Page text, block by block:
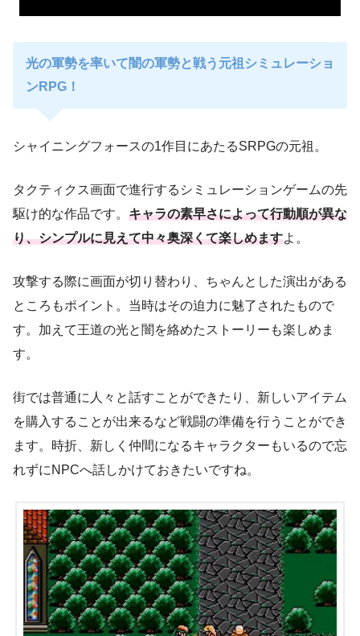
光の軍勢を率いて闇の軍勢と戦う元祖シミュレーショ
ンRPG！
シャイニングフォースの1作目にあたるSRPGの元祖。
タクティクス画面で進行するシミュレーションゲームの先
駆け的な作品です。 キャラの素早さによって行動順が異な
り、シンプルに見えて中々奥深くて楽しめますよ。
攻撃する際に画面が切り替わり、ちゃんとした演出がある
ところもポイント。当時はその迫力に魅了されたもので
す。加えて王道の光と闇を絡めたストーリーも楽しめま
す。
街では普通に人々と話すことができたり、新しいアイテム
を購入することが出来るなど戦闘の準備を行うことができ
ます。時折、新しく仲間になるキャラクターもいるので忘
れずにNPCへ話しかけておきたいですね。